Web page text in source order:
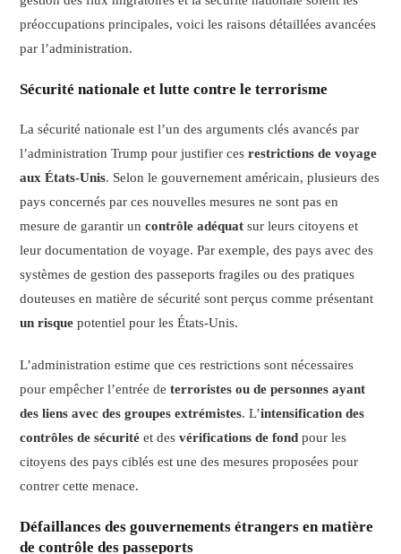
préoccupations principales, voici les raisons détaillées avancées
par l’administration.
Sécurité nationale et lutte contre le terrorisme
La sécurité nationale est l’un des arguments clés avancés par
l’administration Trump pour justifier cesrestrictions de voyage
aux États-Unis. Selon le gouvernement américain, plusieurs des
pays concernés par ces nouvelles mesures ne sont pas en
mesure de garantir uncontrôle adéquat sur leurs citoyens et
leur documentation de voyage. Par exemple, des pays avec des
systèmes de gestion des passeports fragiles ou des pratiques
douteuses en matière de sécurité sont perçus comme présentant
un risque potentiel pour les États-Unis.
L’administration estime que ces restrictions sont nécessaires
pour empêcher l’entrée deterroristes ou de personnes ayant
des liens avec des groupes extrémistes. L’intensification des
contrôles de sécurité et desvérifications de fond pour les
citoyens des pays ciblés est une des mesures proposées pour
contrer cette menace.
Défaillances des gouvernements étrangers en matière
de contrôle des passeports